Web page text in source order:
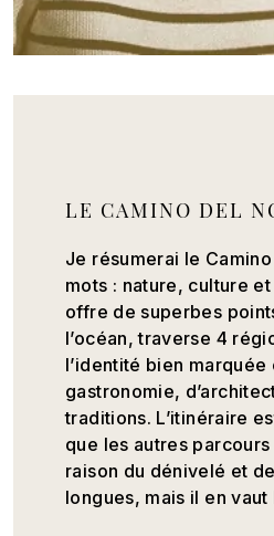
LE CAMINO DEL
Je résumerai le
mots : nature, culture
offre de superbes
l’océan, traverse 4
l’identité bien marquée
gastronomie,
traditions. L’itinéraire
que les autres
raison du dénivelé et
longues, mais il en vaut